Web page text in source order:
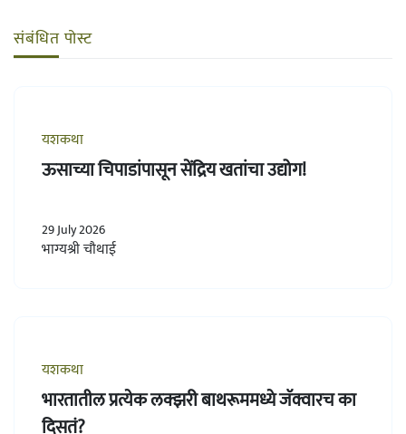
संबंधित पोस्ट
यशकथा
ऊसाच्या चिपाडांपासून सेंद्रिय खतांचा उद्योग!
29 July 2026
भाग्यश्री चौथाई
यशकथा
भारतातील प्रत्येक लक्झरी बाथरूममध्ये जॅक्वारच का
दिसतं?